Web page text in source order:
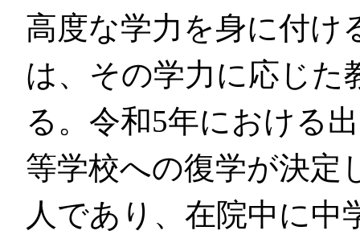
高度な学力を身に付け
は、その学力に応じた
る。令和5年における
等学校への復学が決定
人であり、在院中に中